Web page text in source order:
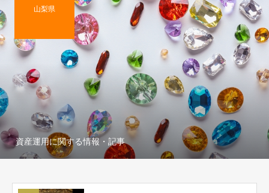
山梨県
資産運用に関する情報・記事